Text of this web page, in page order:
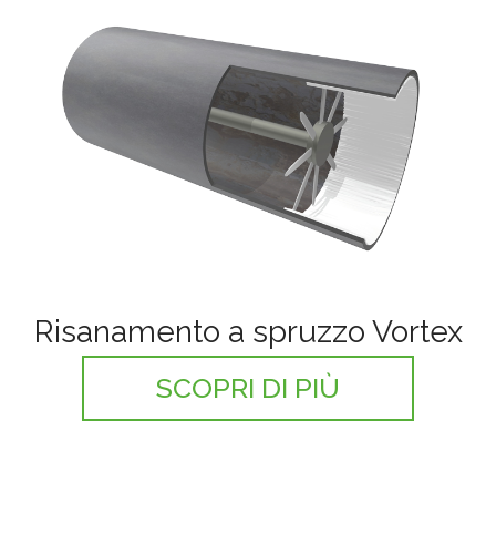
Risanamento a spruzzo Vortex
SCOPRI DI PIÙ